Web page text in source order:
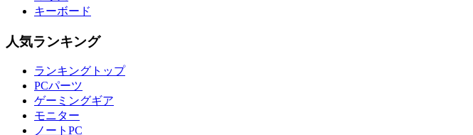
キーボード
人気ランキング
ランキングトップ
PCパーツ
ゲーミングギア
モニター
ノートPC